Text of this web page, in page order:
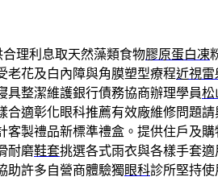
合理利息取天然藻類食物膠原蛋白凍
老花及白內障與角膜塑型療程近視雷
具整潔維護銀行債務協商辦理學員松
合適彰化眼科推薦有效廠維修問題請
客製禮品新標準禮盒。提供住戶及
耐磨鞋套挑選各式雨衣與各樣手套
助許多自營商體驗獨眼科診所堅持